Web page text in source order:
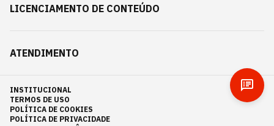
LICENCIAMENTO DE CONTEÚDO
ATENDIMENTO
INSTITUCIONAL
TERMOS DE USO
POLÍTICA DE COOKIES
POLÍTICA DE PRIVACIDADE